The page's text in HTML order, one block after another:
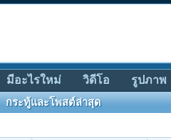
กระทู้และโพสต์ล่าสุด
มีอะไรใหม่ วิดีโอ รูปภาพ